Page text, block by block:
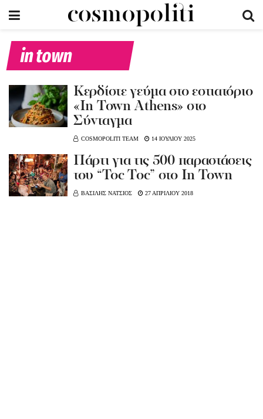
in town
Kερδίστε γεύμα στο εστιατόριο
«In Town Athens» στο
Σύνταγμα
COSMOPOLITI TEAM 14 ΙΟΥΛΙΟΥ 2025
Πάρτι για τις 500 παραστάσεις
του “Toc Toc” στο In Town
ΒΑΣΙΛΗΣ ΝΑΤΣΙΟΣ 27 ΑΠΡΙΛΙΟΥ 2018